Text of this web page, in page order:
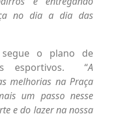
no dia a dia das
o plano de
esportivos. “A
melhorias na Praça
um passo nesse
e do lazer na nossa